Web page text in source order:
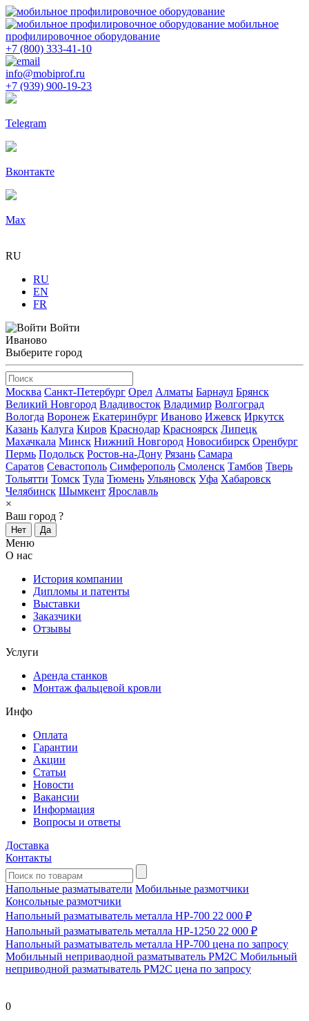
мобильное
профилировочное оборудование
+7 (800) 333-41-10
info@mobiprof.ru
+7 (939) 900-19-23
Telegram
Вконтакте
Max
RU
RU
EN
FR
Войти
Иваново
Выберите город
Москва Санкт-Петербург Орел Алматы Барнаул Брянск
Великий Новгород Владивосток Владимир Волгоград
Вологда Воронеж Екатеринбург Иваново Ижевск Иркутск
Казань Калуга Киров Краснодар Красноярск Липецк
Махачкала Минск Нижний Новгород Новосибирск Оренбург
Пермь Подольск Ростов-на-Дону Рязань Самара
Саратов Севастополь Симферополь Смоленск Тамбов Тверь
Тольятти Томск Тула Тюмень Ульяновск Уфа Хабаровск
Челябинск Шымкент Ярославль
×
Ваш город ?
Нет Да
Меню
О нас
История компании
Дипломы и патенты
Выставки
Заказчики
Отзывы
Услуги
Аренда станков
Монтаж фальцевой кровли
Инфо
Оплата
Гарантии
Акции
Статьи
Новости
Вакансии
Информация
Вопросы и ответы
Доставка
Контакты
Напольные разматыватели Мобильные размотчики
Консольные размотчики
Напольный разматыватель металла HP-700 22 000 ₽
Напольный разматыватель металла HP-1250 22 000 ₽
Напольный разматыватель металла HP-700 цена по запросу
Мобильный непривaодной разматыватель РМ2С Мобильный
неприводной разматыватель РМ2С цена по запросу
0